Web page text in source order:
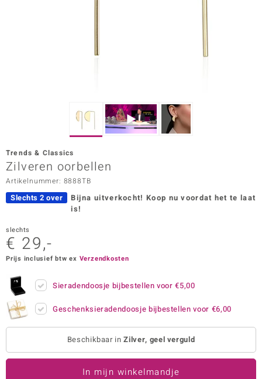
Vogue
in Italy
Paraíso
Trends & Classics
Zilveren oorbellen
Artikelnummer: 8888TB
Slechts 2 over Bijna uitverkocht! Koop nu voordat het te laat
is!
slechts
€ 29,-
Prijs inclusief btw ex Verzendkosten
Sieradendoosje bijbestellen voor€5,00
Geschenksieradendoosje bijbestellen voor €6,00
Beschikbaar inZilver, geel verguld
In mijn winkelmandje